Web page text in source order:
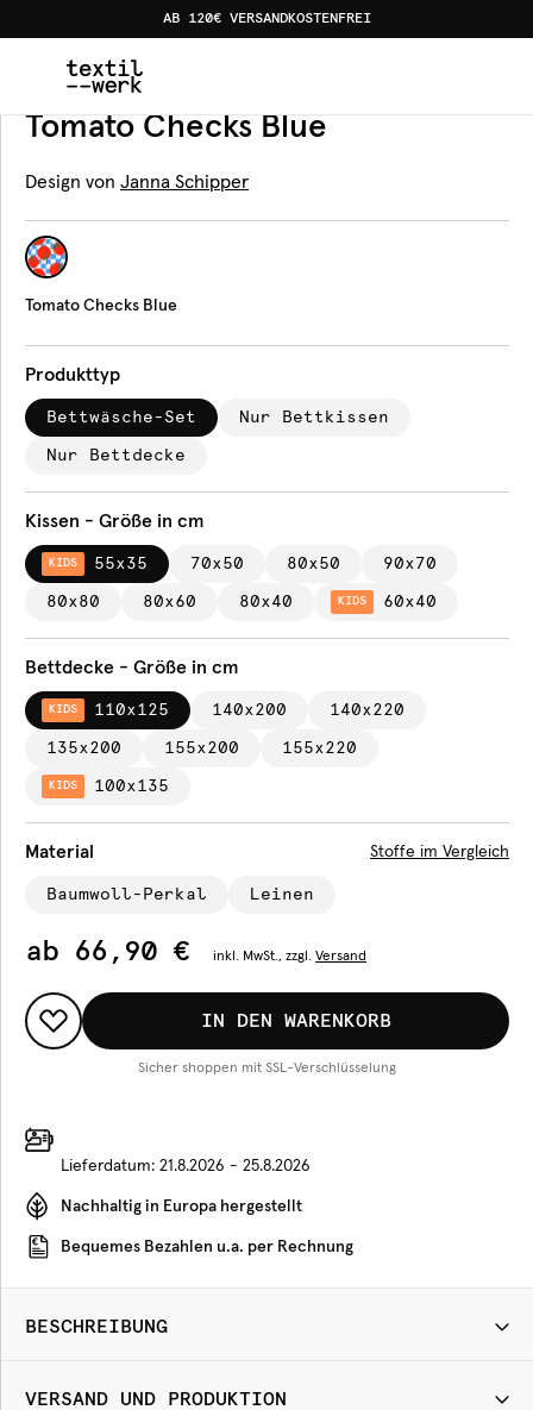
AB 120€ VERSANDKOSTENFREI
Produkte Bettwäsche Tomato Checks Blue
Bettwäsche
Tomato Checks Blue
Design von Janna Schipper
Tomato Checks Blue
Produkttyp
Bettwäsche-Set Nur Bettkissen
Nur Bettdecke
Kissen - Größe in cm
KIDS 55x35 70x50 80x50 90x70
80x80 80x60 80x40 KIDS 60x40
Bettdecke - Größe in cm
KIDS 110x125 140x200 140x220
135x200 155x200 155x220
KIDS 100x135
Material Stoffe im Vergleich
Baumwoll-Perkal Leinen
ab 66,90 € inkl. MwSt., zzgl. Versand
IN DEN WARENKORB
Sicher shoppen mit SSL-Verschlüsselung
Lieferdatum: 21.8.2026 - 25.8.2026
Nachhaltig in Europa hergestellt
Bequemes Bezahlen u.a. per Rechnung
BESCHREIBUNG
VERSAND UND PRODUKTION